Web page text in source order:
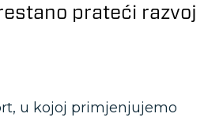
prateći razvoj
u kojoj primjenjujemo